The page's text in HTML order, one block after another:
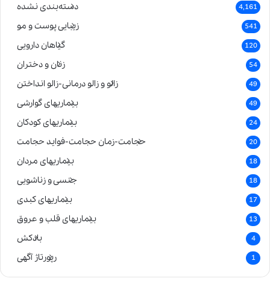
دسته‌بندی نشده 4,161
زیبایی پوست و مو 541
گیاهان دارویی 120
زنان و دختران 54
زالو و زالو درمانی-زالو انداختن 49
بیماریهای گوارشی 49
بیماریهای کودکان 24
حجامت-زمان حجامت-فواید حجامت 20
بیماریهای مردان 18
جنسی و زناشویی 18
بیماریهای کبدی 17
بیماریهای قلب و عروق 13
بادکش 4
رپورتاژ آگهی 1